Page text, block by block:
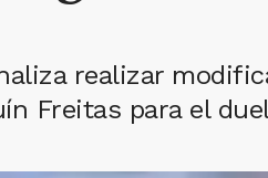
realizar
Freitas para el